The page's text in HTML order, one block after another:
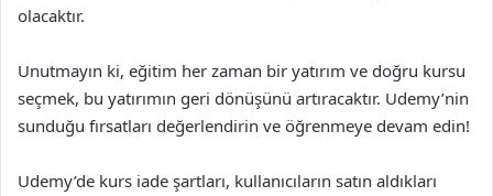
olacaktır.
Unutmayın ki, eğitim her zaman bir yatırım ve doğru kursu
seçmek, bu yatırımın geri dönüşünü artıracaktır. Udemy’nin
sunduğu fırsatları değerlendirin ve öğrenmeye devam edin!
Udemy’de kurs iade şartları, kullanıcıların satın aldıkları